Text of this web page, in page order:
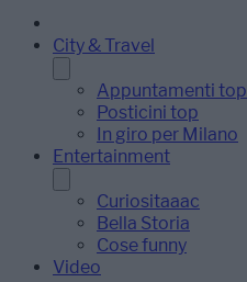
City & Travel
Appuntamenti top
Posticini top
In giro per Milano
Entertainment
Curiositaaac
Bella Storia
Cose funny
Video